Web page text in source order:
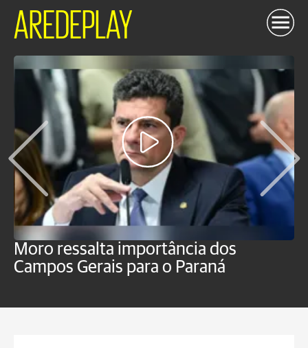
AREDEPLAY
Moro ressalta importância dos
Campos Gerais para o Paraná